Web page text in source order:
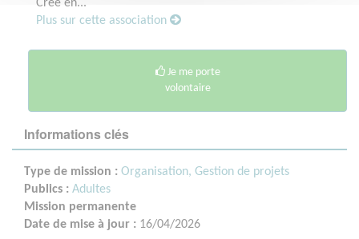
Créé en...
Plus sur cette association
Je me porte
volontaire
Informations clés
Type de mission : Organisation, Gestion de projets
Publics : Adultes
Mission permanente
Date de mise à jour : 16/04/2026